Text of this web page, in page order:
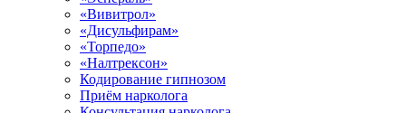
«Вивитрол»
«Дисульфирам»
«Торпедо»
«Налтрексон»
Кодирование гипнозом
Приём нарколога